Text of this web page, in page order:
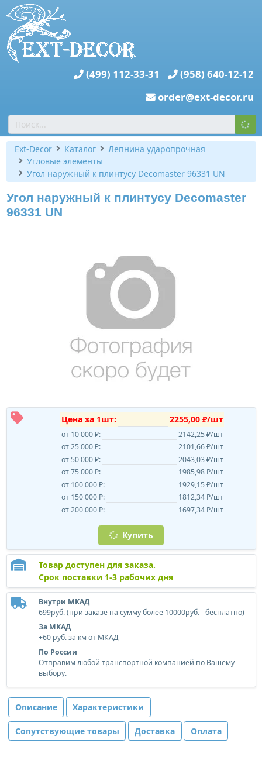
(499) 112-33-31
(958) 640-12-12
order@ext-decor.ru
Ext-Decor Каталог
Лепнина ударопрочная
Угловые элементы
Угол наружный к плинтусу Decomaster 96331 UN
Угол наружный к плинтусу Decomaster
96331 UN
Цена за 1шт: 2255,00 ₽/шт
от 10 000 ₽:
2142,25 ₽/шт
от 25 000 ₽:
2101,66 ₽/шт
от 50 000 ₽:
2043,03 ₽/шт
от 75 000 ₽:
1985,98 ₽/шт
от 100 000 ₽:
1929,15 ₽/шт
от 150 000 ₽:
1812,34 ₽/шт
от 200 000 ₽:
1697,34 ₽/шт
Купить
Товар доступен для заказа.
Срок поставки 1-3 рабочих дня
Внутри МКАД
699руб. (при заказе на сумму более 10000руб. - бесплатно)
За МКАД
+60 руб. за км от МКАД
По России
Отправим любой транспортной компанией по Вашему
выбору.
Описание Характеристики
Сопутствующие товары Доставка Оплата